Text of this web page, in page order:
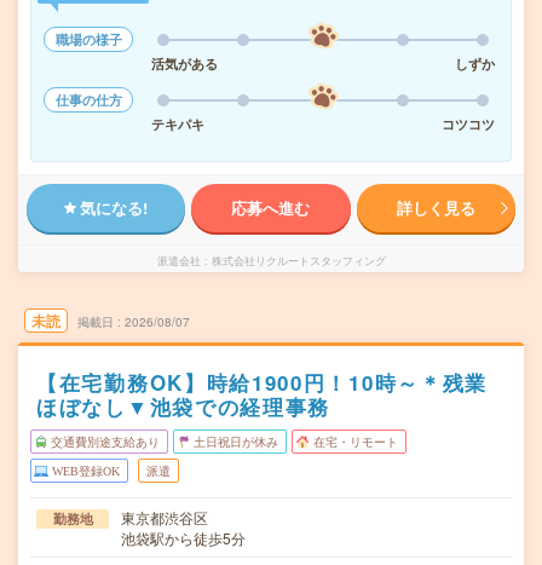
職場の様子
活気がある
しずか
仕事の仕方
テキパキ
コツコツ
気になる! 応募へ進む 詳しく見る
派遣会社 株式会社リクルートスタッフィング
未読 掲載日 2026/08/07
【在宅勤務OK】時給1900円！10時～＊残業
ほぼなし▼池袋での経理事務
交通費別途支給あり 土日祝日が休み 在宅・リモート
WEB登録OK 派遣
勤務地
東京都渋谷区
池袋駅から徒歩5分